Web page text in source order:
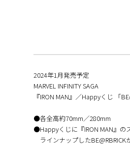
2024年1月発売予定
MARVEL INFINITY SAGA
『IRON MAN』／Happyくじ 「
●各全高約70mm／280mm
●Happyくじに『IRON MAN』の
ラインナップしたBE@RBRICK